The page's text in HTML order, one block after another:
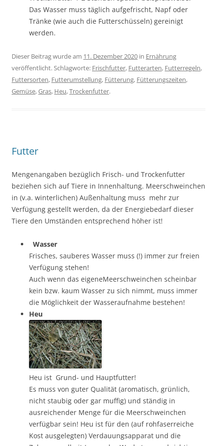
Das Wasser muss täglich aufgefrischt, Napf oder
Tränke (wie auch die Futterschüsseln) gereinigt
werden.
Dieser Beitrag wurde am 11. Dezember 2020 in Ernährung
veröffentlicht. Schlagworte: Frischfutter, Futterarten, Futterregeln,
Futtersorten, Futterumstellung, Fütterung, Fütterungszeiten,
Gemüse,Gras, Heu,Trockenfutter.
Futter
Mengenangaben bezüglich Frisch- und Trockenfutter
beziehen sich auf Tiere in Innenhaltung. Meerschweinchen
in (v.a. winterlichen) Außenhaltung muss mehr zur
Verfügung gestellt werden, da der Energiebedarf dieser
Tiere den Umständen entsprechend höher ist!
Wasser
Frisches, sauberes Wasser muss (!) immer zur freien
Verfügung stehen!
Auch wenn das eigeneMeerschweinchen scheinbar
kein bzw. kaum Wasser zu sich nimmt, muss immer
die Möglichkeit der Wasseraufnahme bestehen!
Heu
Heu ist Grund- und Hauptfutter!
Es muss von guter Qualität (aromatisch, grünlich,
nicht staubig oder gar muffig) und ständig in
ausreichender Menge für die Meerschweinchen
verfügbar sein! Heu ist für den (auf rohfaserreiche
Kost ausgelegten) Verdauungsapparat und die